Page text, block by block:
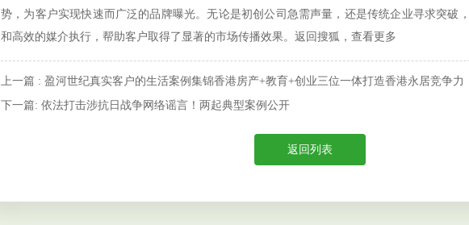
势，为客户实现快速而广泛的品牌曝光。无论是初创公司急需声量，还是传统企业寻求突破
和高效的媒介执行，帮助客户取得了显著的市场传播效果。返回搜狐，查看更多
上一篇 : 盈河世纪真实客户的生活案例集锦香港房产+教育+创业三位一体打造香港永居竞争力
下一篇: 依法打击涉抗日战争网络谣言！两起典型案例公开
返回列表